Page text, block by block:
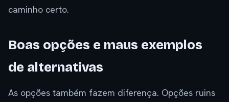
caminho certo.
Boas opções e maus exemplos
de alternativas
As opções também fazem diferença. Opções ruins